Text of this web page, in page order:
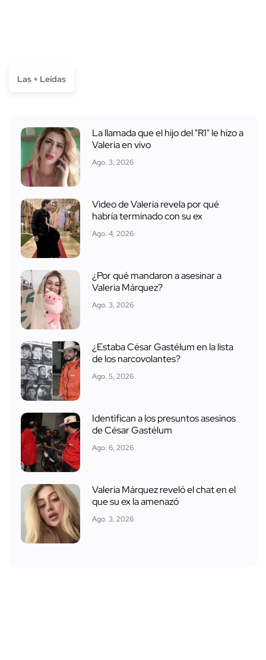
Las + Leídas
La llamada que el hijo del "R1" le hizo a
Valeria en vivo
Ago. 3, 2026
Video de Valeria revela por qué
habría terminado con su ex
Ago. 4, 2026
¿Por qué mandaron a asesinar a
Valeria Márquez?
Ago. 3, 2026
¿Estaba César Gastélum en la lista
de los narcovolantes?
Ago. 5, 2026
Identifican a los presuntos asesinos
de César Gastélum
Ago. 6, 2026
Valeria Márquez reveló el chat en el
que su ex la amenazó
Ago. 3, 2026